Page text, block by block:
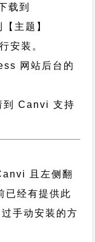
载到
主题】
安装。
网站后台的
到 Canvi 支持
且左侧翻
已经有提供此
手动安装的方